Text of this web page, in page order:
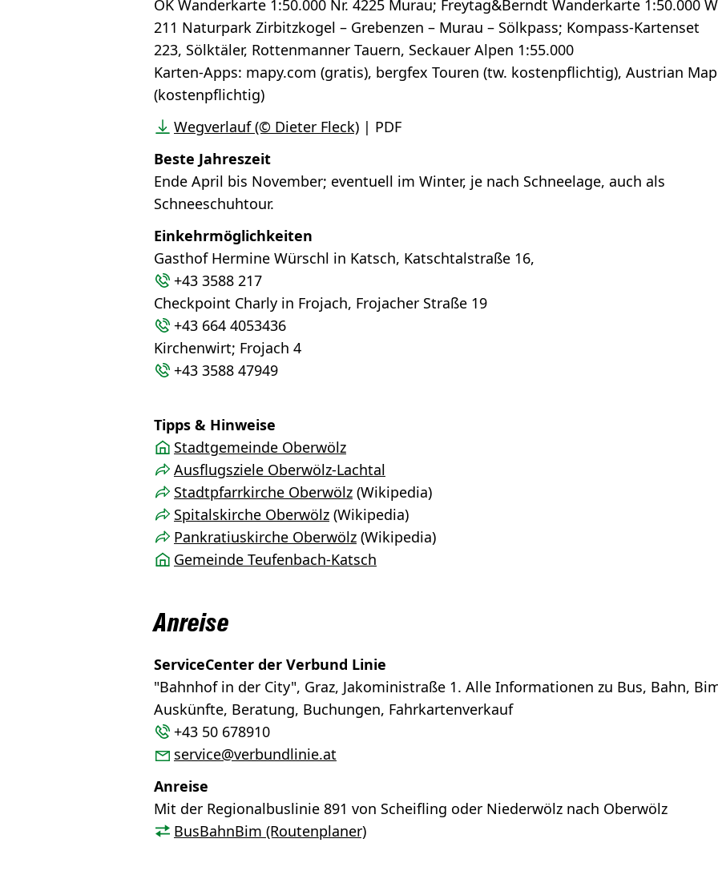
ÖK Wanderkarte 1:50.000 Nr. 4225 Murau; Freytag&Berndt Wanderkarte 1:50.000
211 Naturpark Zirbitzkogel – Grebenzen – Murau – Sölkpass; Kompass-Kartenset
223, Sölktäler, Rottenmanner Tauern, Seckauer Alpen 1:55.000
Karten-Apps: mapy.com (gratis), bergfex Touren (tw. kostenpflichtig), Austrian Map
(kostenpflichtig)
Wegverlauf (© Dieter Fleck) | PDF
Beste Jahreszeit
Ende April bis November; eventuell im Winter, je nach Schneelage, auch als
Schneeschuhtour.
Einkehrmöglichkeiten
Gasthof Hermine Würschl in Katsch, Katschtalstraße 16,
+43 3588 217
Checkpoint Charly in Frojach, Frojacher Straße 19
+43 664 4053436
Kirchenwirt; Frojach 4
+43 3588 47949
Tipps & Hinweise
Stadtgemeinde Oberwölz
Ausflugsziele Oberwölz-Lachtal
Stadtpfarrkirche Oberwölz (Wikipedia)
Spitalskirche Oberwölz (Wikipedia)
Pankratiuskirche Oberwölz (Wikipedia)
Gemeinde Teufenbach-Katsch
Anreise
ServiceCenter der Verbund Linie
"Bahnhof in der City", Graz, Jakoministraße 1. Alle Informationen zu Bus, Bahn,
Auskünfte, Beratung, Buchungen, Fahrkartenverkauf
+43 50 678910
service@verbundlinie.at
Anreise
Mit der Regionalbuslinie 891 von Scheifling oder Niederwölz nach Oberwölz
BusBahnBim (Routenplaner)